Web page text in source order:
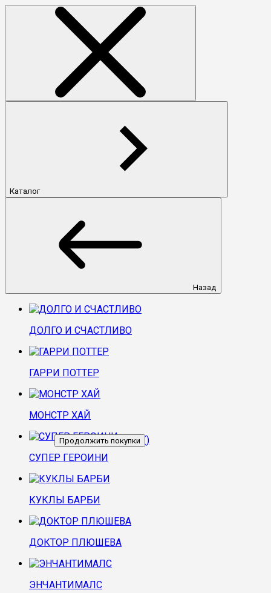
Каталог
Назад
ДОЛГО И СЧАСТЛИВО
ГАРРИ ПОТТЕР
МОНСТР ХАЙ
СУПЕР ГЕРОИНИ
КУКЛЫ БАРБИ
ДОКТОР ПЛЮШЕВА
ЭНЧАНТИМАЛС
Перейти в корзину ()
Продолжить покупки